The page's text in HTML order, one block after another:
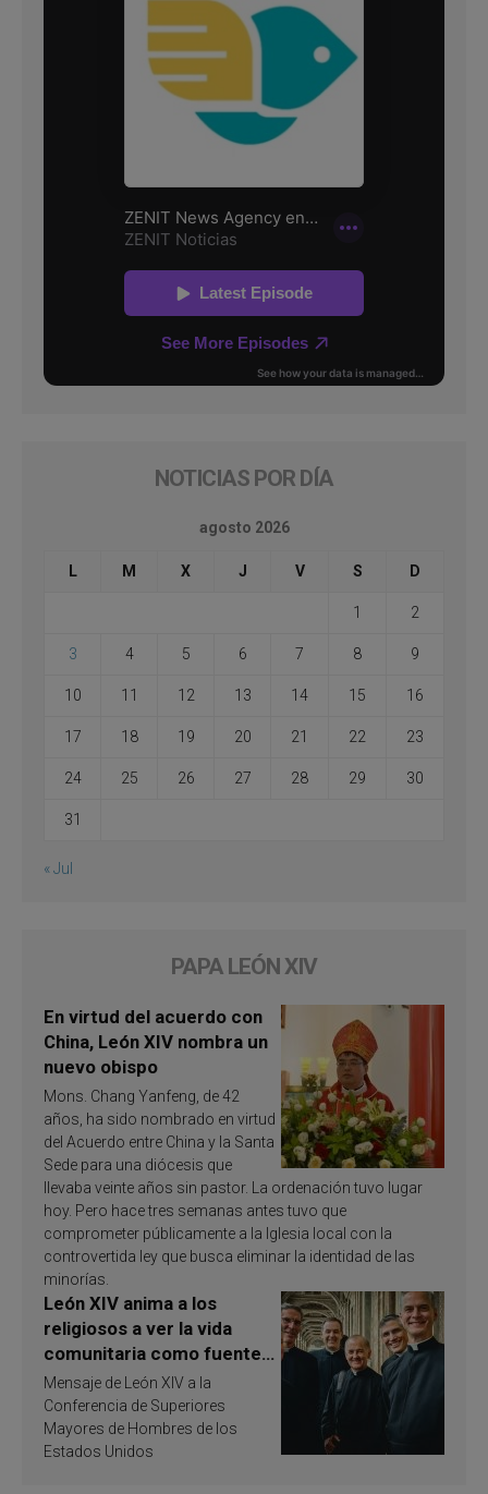
NOTICIAS POR DÍA
agosto 2026
L M X J V S D
1 2
3 4 5 6 7 8 9
10 11 12 13 14 15 16
17 18 19 20 21 22 23
24 25 26 27 28 29 30
31
« Jul
PAPA LEÓN XIV
En virtud del acuerdo con
China, León XIV nombra un
nuevo obispo
Mons. Chang Yanfeng, de 42
años, ha sido nombrado en virtud
del Acuerdo entre China y la Santa
Sede para una diócesis que
llevaba veinte años sin pastor. La ordenación tuvo lugar
hoy. Pero hace tres semanas antes tuvo que
comprometer públicamente a la Iglesia local con la
controvertida ley que busca eliminar la identidad de las
minorías.
León XIV anima a los
religiosos a ver la vida
comunitaria como fuente
de inspiración y
santificación
Mensaje de León XIV a la
Conferencia de Superiores
Mayores de Hombres de los
Estados Unidos